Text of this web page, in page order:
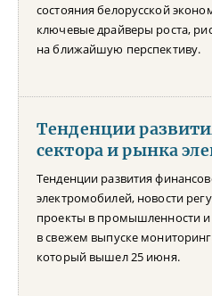
состояния белорусской
ключевые драйверы роста,
на ближайшую перспективу.
Тенденции
сектора и рынка
Тенденции развития
электромобилей, новости
проекты в промышленности и
в свежем выпуске
который вышел 25 июня.